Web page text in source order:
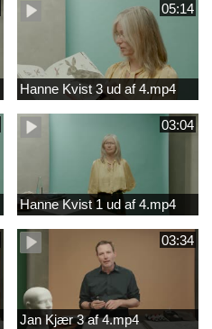
05:14
Hanne Kvist 3 ud af 4.mp4
03:04
Hanne Kvist 1 ud af 4.mp4
03:34
Jan Kjær 3 af 4.mp4